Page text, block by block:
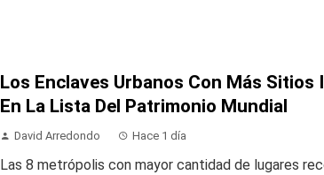
Los Enclaves Urbanos Con Más Sitios
En La Lista Del Patrimonio Mundial
David Arredondo Hace 1 día
Las 8 metrópolis con mayor cantidad de lugares